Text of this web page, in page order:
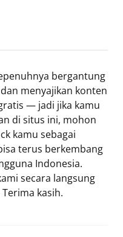
bergantung
menyajikan konten
— jadi jika kamu
di situs ini, mohon
kamu sebagai
terus berkembang
Indonesia.
secara langsung
Terima kasih.